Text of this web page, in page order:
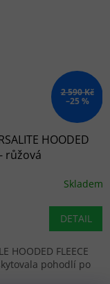
2 590 Kč
–25 %
HOODED
růžová
Skladem
DETAIL
HOODED FLEECE
pohodlí po